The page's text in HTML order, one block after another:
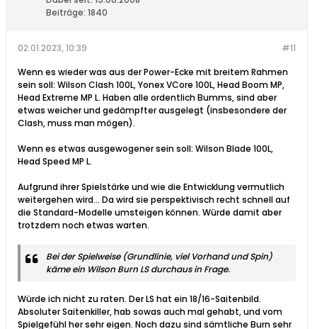
Beiträge: 1840
#11
02.01.2023, 10:39
Wenn es wieder was aus der Power-Ecke mit breitem Rahmen
sein soll: Wilson Clash 100L, Yonex VCore 100L, Head Boom MP,
Head Extreme MP L. Haben alle ordentlich Bumms, sind aber
etwas weicher und gedämpfter ausgelegt (insbesondere der
Clash, muss man mögen).
Wenn es etwas ausgewogener sein soll: Wilson Blade 100L,
Head Speed MP L.
Aufgrund ihrer Spielstärke und wie die Entwicklung vermutlich
weitergehen wird... Da wird sie perspektivisch recht schnell auf
die Standard-Modelle umsteigen können. Würde damit aber
trotzdem noch etwas warten.
Bei der Spielweise (Grundlinie, viel Vorhand und Spin)
käme ein Wilson Burn LS durchaus in Frage.
Würde ich nicht zu raten. Der LS hat ein 18/16-Saitenbild.
Absoluter Saitenkiller, hab sowas auch mal gehabt, und vom
Spielgefühl her sehr eigen. Noch dazu sind sämtliche Burn sehr